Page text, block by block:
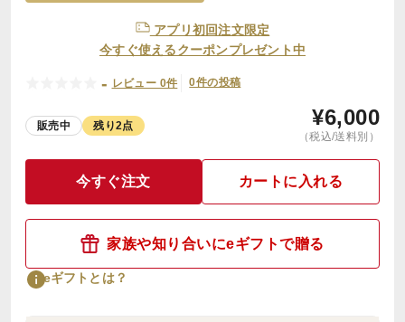
アプリ初回注文限定
今すぐ使えるクーポンプレゼント中
- レビュー 0件 0件の投稿
販売中 残り2点 ¥6,000
（税込/送料別）
今すぐ注文 カートに入れる
家族や知り合いにeギフトで贈る
eギフトとは？